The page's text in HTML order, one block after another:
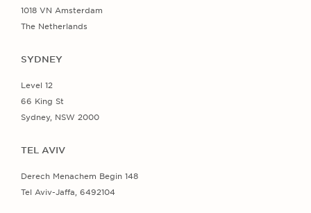
1018 VN Amsterdam
The Netherlands
SYDNEY
Level 12
66 King St
Sydney, NSW 2000
TEL AVIV
Derech Menachem Begin 148
Tel Aviv-Jaffa, 6492104